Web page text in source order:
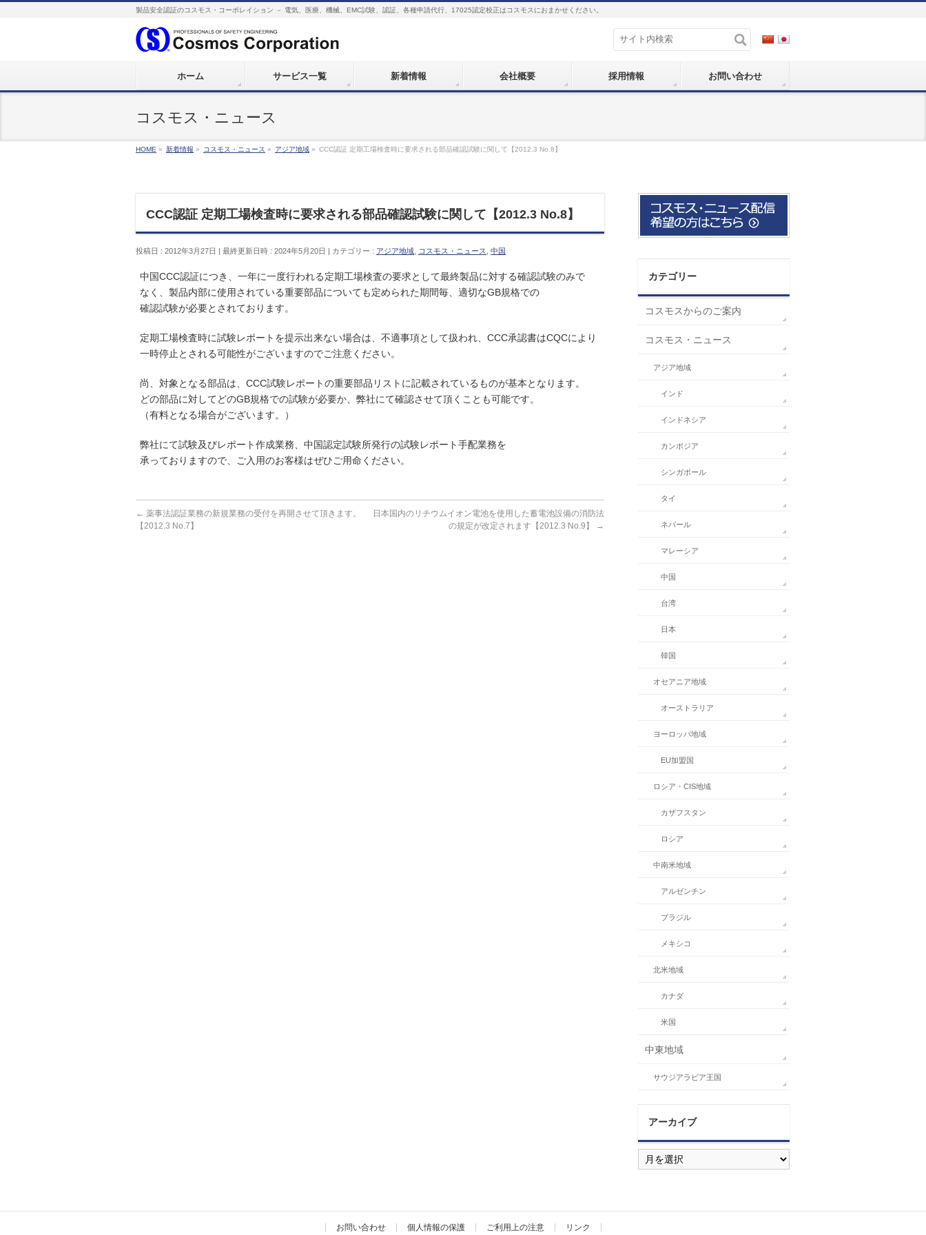
製品安全認証のコスモス・コーポレイション － 電気、医療、機械、EMC試験、認証、各種申請代行、17025認定校正はコスモスにおまかせください。
ホーム サービス一覧 新着情報 会社概要 採用情報 お問い合わせ
コスモス・ニュース
HOME » 新着情報 » コスモス・ニュース » アジア地域 » CCC認証 定期工場検査時に要求される部品確認試験に関して【2012.3 No.8】
CCC認証 定期工場検査時に要求される部品確認試験に関して【2012.3 No.8】
投稿日 : 2012年3月27日 最終更新日時 : 2024年5月20日 カテゴリー : アジア地域 コスモス・ニュース 中国
中国CCC認証につき、一年に一度行われる定期工場検査の要求として最終製品に対する確認試験のみで
なく、製品内部に使用されている重要部品についても定められた期間毎、適切なGB規格での
確認試験が必要とされております。
定期工場検査時に試験レポートを提示出来ない場合は、不適事項として扱われ、CCC承認書はCQCにより
一時停止とされる可能性がございますのでご注意ください。
尚、対象となる部品は、CCC試験レポートの重要部品リストに記載されているものが基本となります。
どの部品に対してどのGB規格での試験が必要か、弊社にて確認させて頂くことも可能です。
（有料となる場合がございます。）
弊社にて試験及びレポート作成業務、中国認定試験所発行の試験レポート手配業務を
承っておりますので、ご入用のお客様はぜひご用命ください。
← 薬事法認証業務の新規業務の受付を再開させて頂きます。
【2012.3 No.7】
日本国内のリチウムイオン電池を使用した蓄電池設備の消防法
の規定が改定されます【2012.3 No.9】
→
カテゴリー
コスモスからのご案内
コスモス・ニュース
アジア地域
インド
インドネシア
カンボジア
シンガポール
タイ
ネパール
マレーシア
中国
台湾
日本
韓国
オセアニア地域
オーストラリア
ヨーロッパ地域
EU加盟国
ロシア・CIS地域
カザフスタン
ロシア
中南米地域
アルゼンチン
ブラジル
メキシコ
北米地域
カナダ
米国
中東地域
サウジアラビア王国
アーカイブ
ア
ー
お問い合わせ 個人情報の保護 ご利用上の注意 リンク